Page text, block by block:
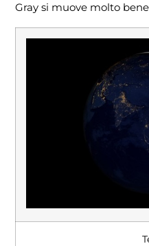
Gray si muove molto